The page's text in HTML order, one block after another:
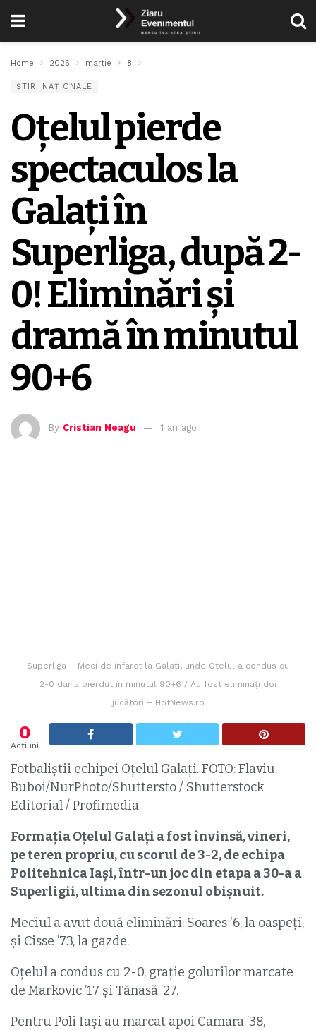
Home 2025 martie 8
ȘTIRI NAȚIONALE
Oțelul pierde
spectaculos la
Galați în
Superliga, după 2-
0! Eliminări și
dramă în minutul
90+6
By Cristian Neagu 1 an ago
Superliga – Meci de infarct la Galaţi, unde Oțelul a condus cu
2-0 dar a pierdut în minutul 90+6 / Au fost eliminaţi doi
jucători – HotNews.ro
0
Acțiuni
Fotbaliștii echipei Oțelul Galați. FOTO: Flaviu
Buboi/NurPhoto/Shuttersto / Shutterstock
Editorial / Profimedia
Formația Oțelul Galați a fost învinsă, vineri,
pe teren propriu, cu scorul de 3-2, de echipa
Politehnica Iași, într-un joc din etapa a 30-a a
Superligii, ultima din sezonul obişnuit.
Meciul a avut două eliminări: Soares ‘6, la oaspeți,
și Cisse ’73, la gazde.
Oțelul a condus cu 2-0, grație golurilor marcate
de Markovic ’17 și Tănasă ’27.
Pentru Poli Iași au marcat apoi Camara ’38,